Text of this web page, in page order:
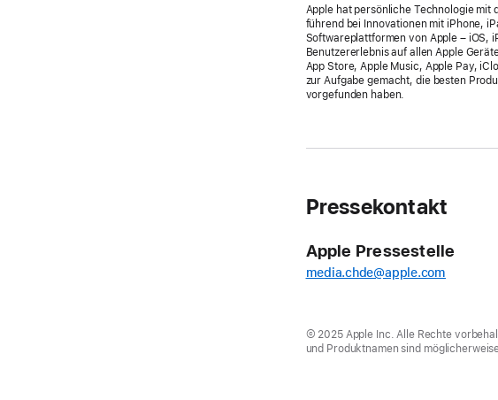
Apple hat persönliche Technologie
führend bei Innovationen mit iPhone,
Softwareplattformen von Apple – iOS,
Benutzererlebnis auf allen Apple
App Store, Apple Music, Apple Pay,
zur Aufgabe gemacht, die besten
vorgefunden haben.
Pressekontakt
Apple Pressestelle
media.chde@apple.com
© 2025 Apple Inc. Alle Rechte
und Produktnamen sind